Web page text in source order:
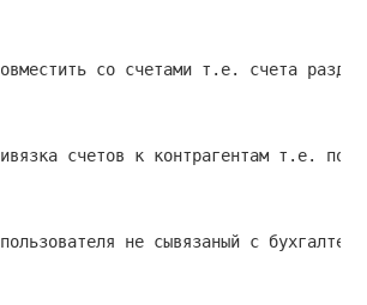
со счетами т.е. счета
счетов к контрагентам т.е. по
не сывязаный с